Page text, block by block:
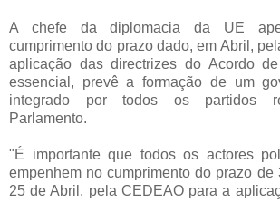
A chefe da diplomacia da UE
cumprimento do prazo dado, em Abril,
aplicação das directrizes do Acordo
essencial, prevê a formação de um
integrado por todos os partidos
Parlamento.
"É importante que todos os actores
empenhem no cumprimento do prazo de
25 de Abril, pela CEDEAO para a